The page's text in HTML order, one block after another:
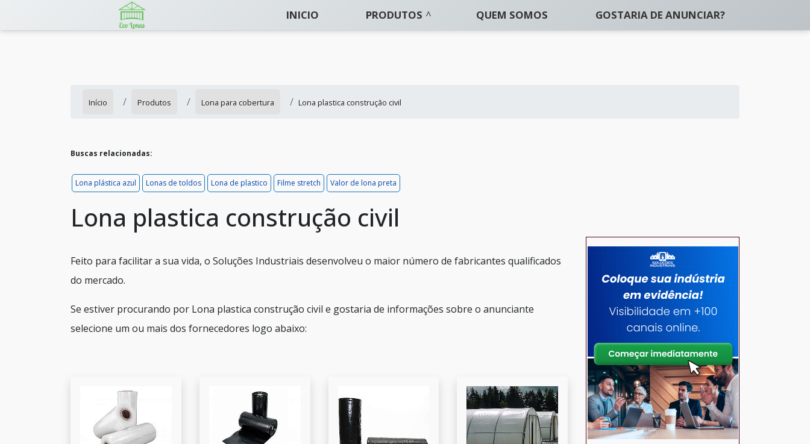
INICIO PRODUTOS QUEM SOMOS GOSTARIA DE ANUNCIAR?
Início Produtos Lona para cobertura Lona plastica construção civil
Buscas relacionadas:
Lona plástica azul Lonas de toldos Lona de plastico Filme stretch Valor de lona preta
Lona plastica construção civil
Feito para facilitar a sua vida, o Soluções Industriais desenvolveu o maior número de fabricantes qualificados
do mercado.
Se estiver procurando por Lona plastica construção civil e gostaria de informações sobre o anunciante
selecione um ou mais dos fornecedores logo abaixo: